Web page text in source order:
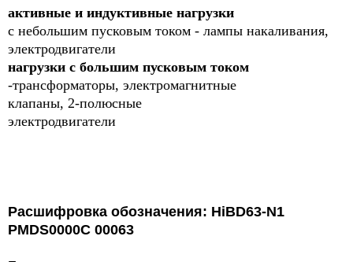
активные и индуктивные нагрузки
с небольшим пусковым током - лампы накаливания,
электродвигатели
нагрузки с большим пусковым током
-трансформаторы, электромагнитные
клапаны, 2-полюсные
электродвигатели
Расшифровка обозначения: HiBD63-N1
PMDS0000C 00063